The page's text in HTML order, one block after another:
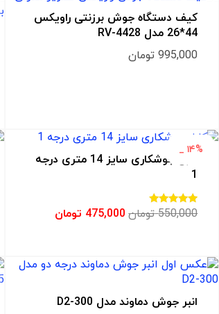
کیف دستگاه جوش برزنتی راویکس
44*26 مدل RV-4428
995,000 تومان
۱۴% _
کابل جوشکاری سایز 14 متری درجه
1
امتیاز
550,000 تومان 475,000 تومان
انبر جوش دماوند مدل D2-300